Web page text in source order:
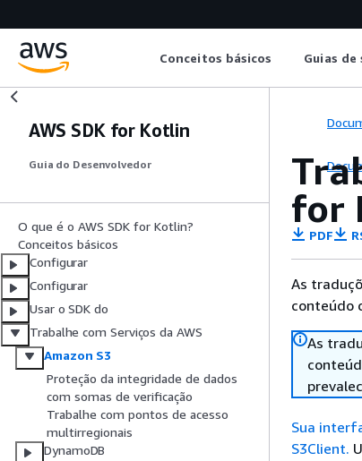
Conceitos básicos Guias de
AWS SDK for Kotlin
Guia do Desenvolvedor
O que é o AWS SDK for Kotlin?
Conceitos básicos
Configurar
Configurar
Usar o SDK do
Trabalhe com Serviços da AWS
Amazon S3
Proteção da integridade de dados
com somas de verificação
Trabalhe com pontos de acesso
multirregionais
DynamoDB
for
PDF
As
conteúdo
As
Sua
S3Client.